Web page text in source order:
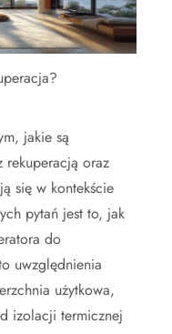
jakie są
rekuperacją oraz
się w kontekście
pytań jest to, jak
do
uwzględnienia
użytkowa,
izolacji termicznej